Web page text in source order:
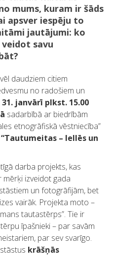
mums, kuram ir šāds
apsver iespēju to
jautājumi: ko
savu
daudziem citiem
no radošiem un
31. janvārī plkst. 15.00
sadarbībā ar biedrībām
etnogrāfiskā vēstniecība”
“Tautumeitas – lellēs un
darba projekts, kas
mērķi izveidot gada
un fotogrāfijām, bet
vairāk. Projekta moto –
tautastērps”. Tie ir
īpašnieki – par savām
par sev svarīgo.
krāšņās